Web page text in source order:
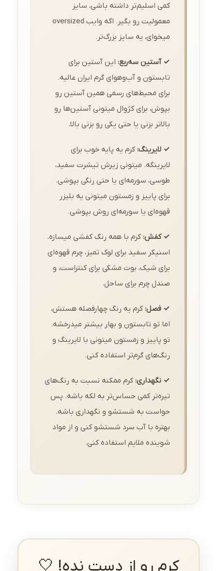
کمی اسلیم‌تر داشته باشی، سایز
معمولیت رو بگیر. اگه وایب oversized
میخوای، یه سایز بزرگ‌تر.
✓ آستین سه‌ربع: این آستین برای
تابستون و آب‌وهوای گرم ایران عالیه.
برای محیط‌های رسمی همین آستین رو
بپوش، برای کژوال میتونی آستین‌ها رو
بالاتر بزنی یا حتی یکی رو بزنی بالا.
✓ لایرینگ: کرم یه پایه خوب برای
لایرینگه. میتونی زیرش تیشرت سفید،
طوسی، سورمه‌ای یا حتی رنگی بپوشی.
برای پاییز و زمستون میتونی یه بلیزر
قهوه‌ای یا سورمه‌ای روش بپوشی.
✓ کفش: کرم با همه رنگ کفشی میسازه.
اسنیکر سفید برای لوک تمیز، چرم قهوه‌ای
برای شیک، بوت مشکی برای کنتراست، و
صندل چرم برای ساحل.
✓ فصل: کرم یه رنگ چهارفصله هستش،
اما تو تابستون و بهار بیشتر میدرخشه.
تو پاییز و زمستون میتونی با لایرینگ و
رنگ‌های گرم‌تر استفاده کنی.
✓ نگهداری: کرم ممکنه نسبت به رنگ‌های
تیره‌تر کمی حساس‌تر به لکه باشه. پس
حواست به شستشو و نگهداری باشه.
بهتره با آب سرد شستشو کنی و از مواد
شوینده ملایم استفاده کنی.
کرم رو از دست نده! 🤍